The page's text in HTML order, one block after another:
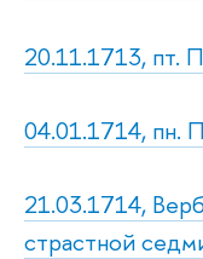
20.11.1713, пт.
04.01.1714, пн.
21.03.1714,
страстной